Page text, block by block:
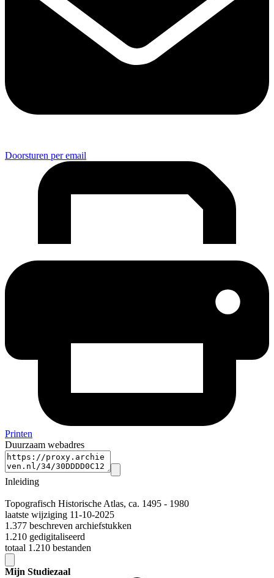
Doorsturen per email
Printen
Duurzaam webadres
Inleiding
Topografisch Historische Atlas, ca. 1495 - 1980
laatste wijziging 11-10-2025
1.377 beschreven archiefstukken
1.210 gedigitaliseerd
totaal 1.210 bestanden
Mijn Studiezaal